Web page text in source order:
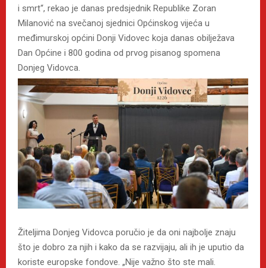
i smrt“, rekao je danas predsjednik Republike Zoran
Milanović na svečanoj sjednici Općinskog vijeća u
međimurskoj općini Donji Vidovec koja danas obilježava
Dan Općine i 800 godina od prvog pisanog spomena
Donjeg Vidovca.
Žiteljima Donjeg Vidovca poručio je da oni najbolje znaju
što je dobro za njih i kako da se razvijaju, ali ih je uputio da
koriste europske fondove. „Nije važno što ste mali.